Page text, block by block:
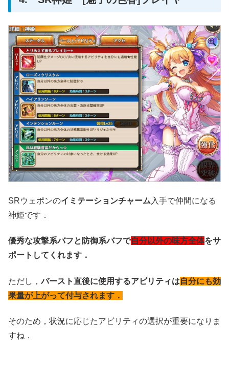
SRウェポンのイミテーションチャーム 入手で仲間になる
神姫です．
優秀な攻撃系バフと防御系バフで自分以外の味方全体をサ
ポートしてくれます．
ただし，バースト直後に使用するアビリティは自分にも効
果量が上がって付与されます．
そのため，状況に応じたアビリティの選択が重要になりま
すね．